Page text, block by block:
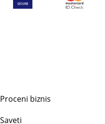
Proceni biznis
Saveti